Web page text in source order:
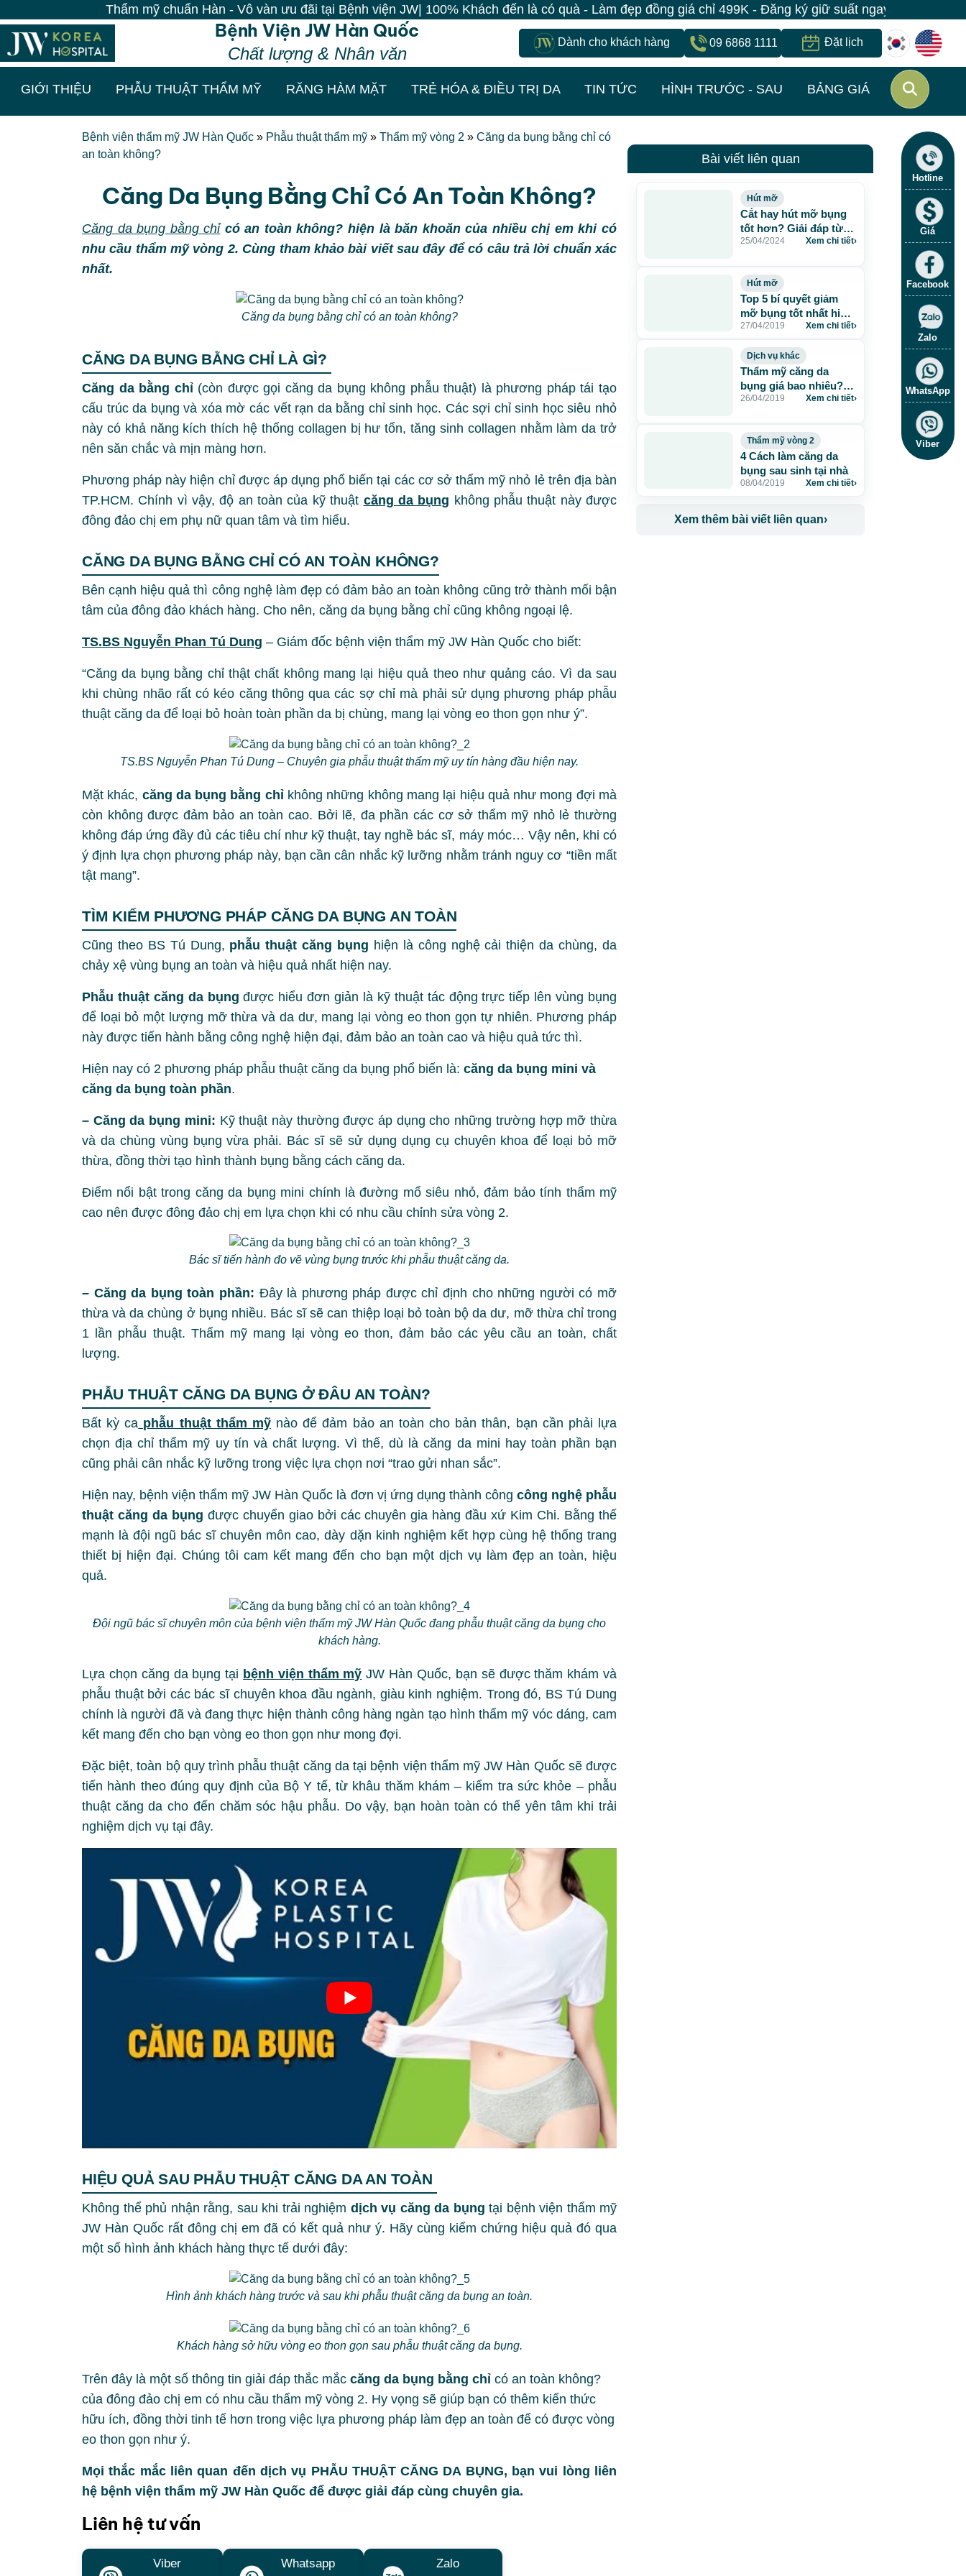
Thẩm mỹ chuẩn Hàn - Vô vàn ưu đãi tại Bệnh viện JW| 100% Khách đến là có quà - Làm đẹp đồng giá chỉ 499K - Đăng ký giữ suất ngay | Bệnh viện JW Hàn
Bệnh Viện JW Hàn Quốc
Chất lượng & Nhân văn
Dành cho khách hàng 09 6868 1111 Đặt lịch
GIỚI THIỆU PHẪU THUẬT THẨM MỸ RĂNG HÀM MẶT TRẺ HÓA & ĐIỀU TRỊ DA TIN TỨC HÌNH TRƯỚC - SAU BẢNG GIÁ
Bệnh viện thẩm mỹ JW Hàn Quốc » Phẫu thuật thẩm mỹ » Thẩm mỹ vòng 2 » Căng da bụng bằng chỉ có
an toàn không?
Căng Da Bụng Bằng Chỉ Có An Toàn Không?
Căng da bụng bằng chỉcó an toàn không? hiện là băn khoăn của nhiều chị em khi có
nhu cầu thẩm mỹ vòng 2. Cùng tham khảo bài viết sau đây để có câu trả lời chuẩn xác
nhất.
Căng da bụng bằng chỉ có an toàn không?
CĂNG DA BỤNG BẰNG CHỈ LÀ GÌ?
Căng da bằng chỉ(còn được gọi căng da bụng không phẫu thuật) là phương pháp tái tạo
cấu trúc da bụng và xóa mờ các vết rạn da bằng chỉ sinh học. Các sợi chỉ sinh học siêu nhỏ
này có khả năng kích thích hệ thống collagen bị hư tổn, tăng sinh collagen nhằm làm da trở
nên săn chắc và mịn màng hơn.
Phương pháp này hiện chỉ được áp dụng phổ biến tại các cơ sở thẩm mỹ nhỏ lẻ trên địa bàn
TP.HCM. Chính vì vậy, độ an toàn của kỹ thuật căng da bụng không phẫu thuật này được
đông đảo chị em phụ nữ quan tâm và tìm hiểu.
CĂNG DA BỤNG BẰNG CHỈ CÓ AN TOÀN KHÔNG?
Bên cạnh hiệu quả thì công nghệ làm đẹp có đảm bảo an toàn không cũng trở thành mối bận
tâm của đông đảo khách hàng. Cho nên, căng da bụng bằng chỉ cũng không ngoại lệ.
TS.BS Nguyễn Phan Tú Dung – Giám đốc bệnh viện thẩm mỹ JW Hàn Quốc cho biết:
“Căng da bụng bằng chỉ thật chất không mang lại hiệu quả theo như quảng cáo. Vì da sau
khi chùng nhão rất có kéo căng thông qua các sợ chỉ mà phải sử dụng phương pháp phẫu
thuật căng da để loại bỏ hoàn toàn phần da bị chùng, mang lại vòng eo thon gọn như ý”.
TS.BS Nguyễn Phan Tú Dung – Chuyên gia phẫu thuật thẩm mỹ uy tín hàng đầu hiện nay.
Mặt khác, căng da bụng bằng chỉkhông những không mang lại hiệu quả như mong đợi mà
còn không được đảm bảo an toàn cao. Bởi lẽ, đa phần các cơ sở thẩm mỹ nhỏ lẻ thường
không đáp ứng đầy đủ các tiêu chí như kỹ thuật, tay nghề bác sĩ, máy móc… Vậy nên, khi có
ý định lựa chọn phương pháp này, bạn cần cân nhắc kỹ lưỡng nhằm tránh nguy cơ “tiền mất
tật mang”.
TÌM KIẾM PHƯƠNG PHÁP CĂNG DA BỤNG AN TOÀN
Cũng theo BS Tú Dung, phẫu thuật căng bụng hiện là công nghệ cải thiện da chùng, da
chảy xệ vùng bụng an toàn và hiệu quả nhất hiện nay.
Phẫu thuật căng da bụng được hiểu đơn giản là kỹ thuật tác động trực tiếp lên vùng bụng
để loại bỏ một lượng mỡ thừa và da dư, mang lại vòng eo thon gọn tự nhiên. Phương pháp
này được tiến hành bằng công nghệ hiện đại, đảm bảo an toàn cao và hiệu quả tức thì.
Hiện nay có 2 phương pháp phẫu thuật căng da bụng phổ biến là: căng da bụng mini và
căng da bụng toàn phần.
– Căng da bụng mini: Kỹ thuật này thường được áp dụng cho những trường hợp mỡ thừa
và da chùng vùng bụng vừa phải. Bác sĩ sẽ sử dụng dụng cụ chuyên khoa để loại bỏ mỡ
thừa, đồng thời tạo hình thành bụng bằng cách căng da.
Điểm nổi bật trong căng da bụng mini chính là đường mổ siêu nhỏ, đảm bảo tính thẩm mỹ
cao nên được đông đảo chị em lựa chọn khi có nhu cầu chỉnh sửa vòng 2.
Bác sĩ tiến hành đo vẽ vùng bụng trước khi phẫu thuật căng da.
– Căng da bụng toàn phần: Đây là phương pháp được chỉ định cho những người có mỡ
thừa và da chùng ở bụng nhiều. Bác sĩ sẽ can thiệp loại bỏ toàn bộ da dư, mỡ thừa chỉ trong
1 lần phẫu thuật. Thẩm mỹ mang lại vòng eo thon, đảm bảo các yêu cầu an toàn, chất
lượng.
PHẪU THUẬT CĂNG DA BỤNG Ở ĐÂU AN TOÀN?
Bất kỳ ca phẫu thuật thẩm mỹnào để đảm bảo an toàn cho bản thân, bạn cần phải lựa
chọn địa chỉ thẩm mỹ uy tín và chất lượng. Vì thế, dù là căng da mini hay toàn phần bạn
cũng phải cân nhắc kỹ lưỡng trong việc lựa chọn nơi “trao gửi nhan sắc”.
Hiện nay, bệnh viện thẩm mỹ JW Hàn Quốc là đơn vị ứng dụng thành công công nghệ phẫu
thuật căng da bụng được chuyển giao bởi các chuyên gia hàng đầu xứ Kim Chi. Bằng thế
mạnh là đội ngũ bác sĩ chuyên môn cao, dày dặn kinh nghiệm kết hợp cùng hệ thống trang
thiết bị hiện đại. Chúng tôi cam kết mang đến cho bạn một dịch vụ làm đẹp an toàn, hiệu
quả.
Đội ngũ bác sĩ chuyên môn của bệnh viện thẩm mỹ JW Hàn Quốc đang phẫu thuật căng da bụng cho
khách hàng.
Lựa chọn căng da bụng tại bệnh viện thẩm mỹ JW Hàn Quốc, bạn sẽ được thăm khám và
phẫu thuật bởi các bác sĩ chuyên khoa đầu ngành, giàu kinh nghiệm. Trong đó, BS Tú Dung
chính là người đã và đang thực hiện thành công hàng ngàn tạo hình thẩm mỹ vóc dáng, cam
kết mang đến cho bạn vòng eo thon gọn như mong đợi.
Đặc biệt, toàn bộ quy trình phẫu thuật căng da tại bệnh viện thẩm mỹ JW Hàn Quốc sẽ được
tiến hành theo đúng quy định của Bộ Y tế, từ khâu thăm khám – kiểm tra sức khỏe – phẫu
thuật căng da cho đến chăm sóc hậu phẫu. Do vậy, bạn hoàn toàn có thể yên tâm khi trải
nghiệm dịch vụ tại đây.
HIỆU QUẢ SAU PHẪU THUẬT CĂNG DA AN TOÀN
Không thể phủ nhận rằng, sau khi trải nghiệm dịch vụ căng da bụng tại bệnh viện thẩm mỹ
JW Hàn Quốc rất đông chị em đã có kết quả như ý. Hãy cùng kiểm chứng hiệu quả đó qua
một số hình ảnh khách hàng thực tế dưới đây:
Hình ảnh khách hàng trước và sau khi phẫu thuật căng da bụng an toàn.
Khách hàng sở hữu vòng eo thon gọn sau phẫu thuật căng da bụng.
Trên đây là một số thông tin giải đáp thắc mắc căng da bụng bằng chỉ có an toàn không?
của đông đảo chị em có nhu cầu thẩm mỹ vòng 2. Hy vọng sẽ giúp bạn có thêm kiến thức
hữu ích, đồng thời tinh tế hơn trong việc lựa phương pháp làm đẹp an toàn để có được vòng
eo thon gọn như ý.
Mọi thắc mắc liên quan đến dịch vụ PHẪU THUẬT CĂNG DA BỤNG, bạn vui lòng liên
hệ bệnh viện thẩm mỹ JW Hàn Quốc để được giải đáp cùng chuyên gia.
Liên hệ tư vấn
Viber Whatsapp Zalo
Bài viết liên quan
Hút mỡ
Cắt hay hút mỡ bụng
tốt hơn? Giải đáp từ
chuyên gia
25/04/2024 Xem chi tiết›
Hút mỡ
Top 5 bí quyết giảm
mỡ bụng tốt nhất hiện
nay
27/04/2019 Xem chi tiết›
Dịch vụ khác
Thẩm mỹ căng da
bụng giá bao nhiêu?
Update bảng giá chuẩn
26/04/2019 Xem chi tiết›
Thẩm mỹ vòng 2
4 Cách làm căng da
bụng sau sinh tại nhà
08/04/2019 Xem chi tiết›
Xem thêm bài viết liên quan›
Hotline
Giá
Facebook
Zalo
WhatsApp
Viber